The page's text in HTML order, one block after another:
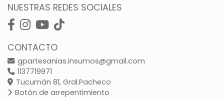
NUESTRAS REDES SOCIALES
CONTACTO
gpartesanias.insumos@gmail.com
1137719971
Tucumán 81, Gral.Pacheco
Botón de arrepentimiento